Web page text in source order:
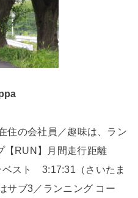
住の会社員／趣味は、ラン
【RUN】月間走行距離
ベスト 3:17:31（さいたま
サブ3／ランニング コー